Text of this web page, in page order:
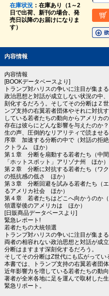
在庫状況：在庫あり（1～2
日で出荷、新刊の場合、発
売日以降のお届けになりま
す）
内容情報
内容情報
[BOOKデータベースより]
トランプ対ハリスの争いに注目が集ま
政治思想と対話が成立しない状況の中
刻化するだろう。そしてその分断はＺ
ンプ支持の右翼若者団体やそれに対抗
している若者たちの動向からアメリカ
存在は彼らにどんな影響を与えたのか
生の声、圧倒的なリアリティで読ませる
序章 加速する分断の中で（対話の拒
クトラム ほか）
第１章 分断を扇動する若者たち（中
「ホットスポット」アリゾナ州 ほか）
第２章 分断に対抗する若者たち（ワ
の抵抗感の低さ ほか）
第３章 分断回避を試みる若者たち（
るアメリカ社会 ほか）
第４章 若者たちはどこへ向かうのか
領選挙後のアメリカは ほか）
[日販商品データベースより]
緊急レポート!
若者たちの大統領選
トランプ対ハリスの争いに注目が集ま
両者の相容れない政治思想と対話が成
分断はますます深刻化するだろう。
そしてその分断はZ世代にも広がってい
本書では、トランプ支持の右翼若者団
近年影響力を増している若者たちの動
著者が全米各地に足を運んで取材した
緊急リポート。